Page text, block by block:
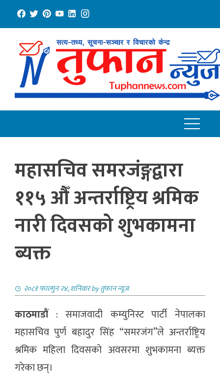
content
महासचिव समरजंङ्गद्वारा
११५ औँ अन्तर्राष्ट्रिय श्रमिक
नारी दिवसको शुभकामना
ब्यक्त
२०८१ फाल्गुन २४, शनिवारbyतुफान न्यूज
काठमाडौं: समाजवादी कम्युनिस्ट पार्टी नेपालका
महासचिव पुर्ण बहादुर सिंह “समरजंग”ले अन्तर्राष्ट्रिय
श्रमिक महिला दिवसकाे अवसरमा शुभकामना ब्यक्त
गरेका छन्।